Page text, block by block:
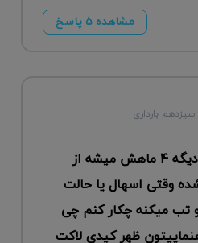
مشاهده ۵ پاسخ
بارداری
سلام من دخترم ۵ روز دیگه ۴ ماهش میشه از
وقتی اسهال یا حالت
تب میکنه چکار کنم چی
ظهر کیدی لاکت